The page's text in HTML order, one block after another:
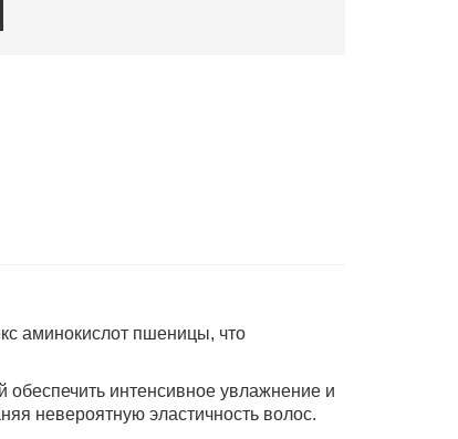
аминокислот пшеницы, что
интенсивное увлажнение и
невероятную эластичность волос.